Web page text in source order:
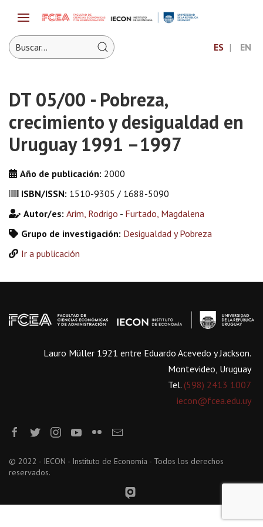
ES EN
DT 05/00 - Pobreza,
crecimiento y desigualdad en
Uruguay 1991 –1997
Año de publicación: 2000
ISBN/ISSN: 1510-9305 / 1688-5090
Autor/es: Arim, Rodrigo - Furtado, Magdalena
Grupo de investigación: Desigualdad y Pobreza
Ir a publicación
Lauro Müller 1921 entre Eduardo Acevedo y Jackson.
Montevideo, Uruguay
Tel. (598) 2413 1007
iecon@fcea.edu.uy
© 2022 - IECON - Instituto de Economía - Todos los derechos
reservados.